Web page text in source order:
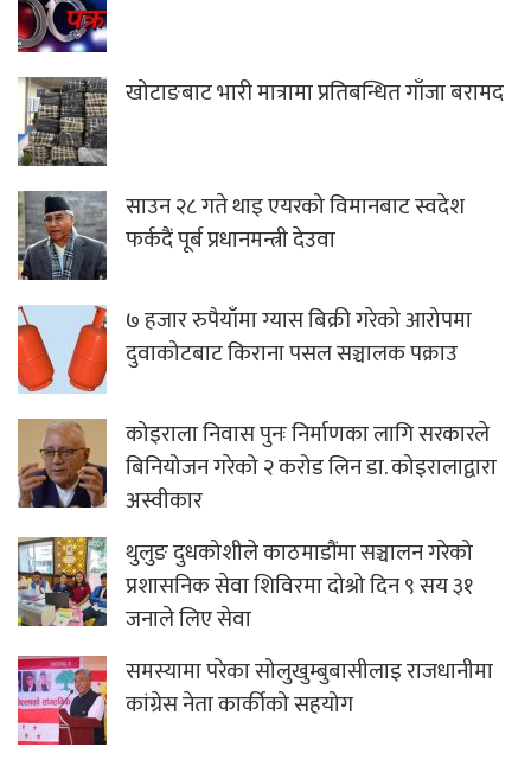
खोटाङबाट भारी मात्रामा प्रतिबन्धित गाँजा बरामद
साउन २८ गते थाइ एयरको विमानबाट स्वदेश
फर्कदैं पूर्ब प्रधानमन्त्री देउवा
७ हजार रुपैयाँमा ग्यास बिक्री गरेको आरोपमा
दुवाकोटबाट किराना पसल सञ्चालक पक्राउ
कोइराला निवास पुनः निर्माणका लागि सरकारले
बिनियोजन गरेको २ करोड लिन डा. कोइरालाद्वारा
अस्वीकार
थुलुङ दुधकोशीले काठमाडौंमा सञ्चालन गरेको
प्रशासनिक सेवा शिविरमा दोश्रो दिन ९ सय ३१
जनाले लिए सेवा
समस्यामा परेका सोलुखुम्बुबासीलाइ राजधानीमा
कांग्रेस नेता कार्कीको सहयोग